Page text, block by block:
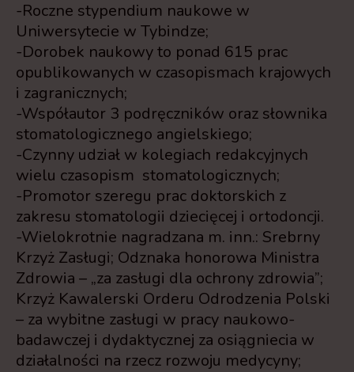
-Roczne stypendium naukowe w
Uniwersytecie w Tybindze;
-Dorobek naukowy to ponad 615 prac
opublikowanych w czasopismach krajowych
i zagranicznych;
-Współautor 3 podręczników oraz słownika
stomatologicznego angielskiego;
-Czynny udział w kolegiach redakcyjnych
wielu czasopism stomatologicznych;
-Promotor szeregu prac doktorskich z
zakresu stomatologii dziecięcej i ortodoncji.
-Wielokrotnie nagradzana m. inn.: Srebrny
Krzyż Zasługi; Odznaka honorowa Ministra
Zdrowia – „za zasługi dla ochrony zdrowia”;
Krzyż Kawalerski Orderu Odrodzenia Polski
– za wybitne zasługi w pracy naukowo-
badawczej i dydaktycznej za osiągniecia w
działalności na rzecz rozwoju medycyny;